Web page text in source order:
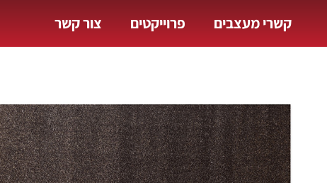
קשרי מעצבים
פרוייקטים צור קשר